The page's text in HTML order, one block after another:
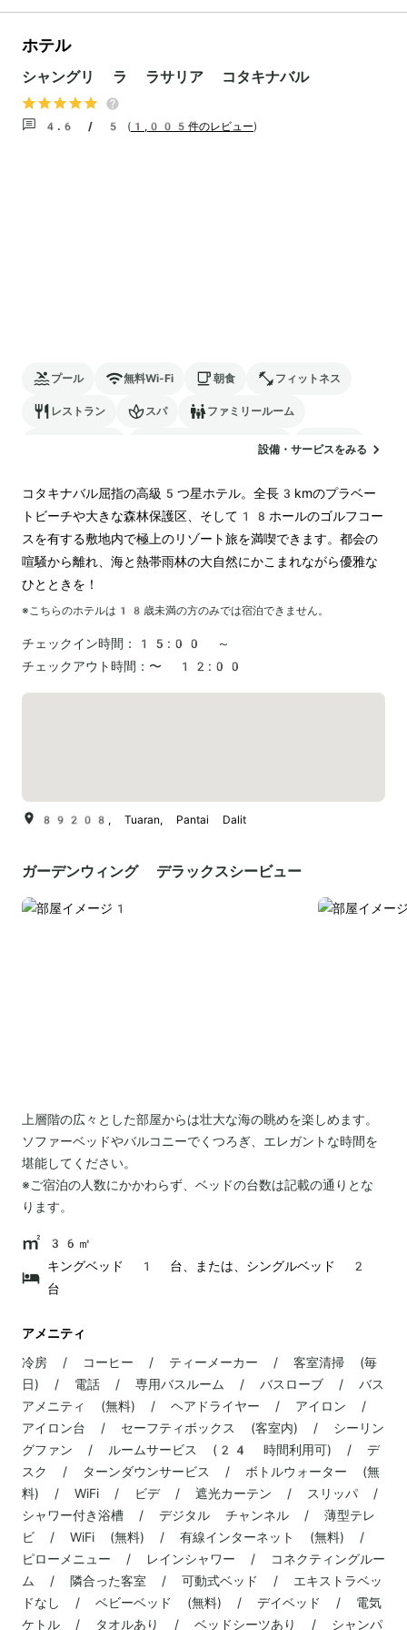
ホテル
シャングリ ラ ラサリア コタキナバル
4.6 / 5 ( 1,005件のレビュー)
プール 無料Wi-Fi 朝食 フィットネス
レストラン スパ ファミリールーム
24時間対応のフロント 駐車場
設備・サービスをみる
コタキナバル屈指の高級5つ星ホテル。全長3kmのプラベー
トビーチや大きな森林保護区、そして18ホールのゴルフコー
スを有する敷地内で極上のリゾート旅を満喫できます。都会の
喧騒から離れ、海と熱帯雨林の大自然にかこまれながら優雅な
ひとときを！
※こちらのホテルは 18 歳未満の方のみでは宿泊できません。
チェックイン時間：
15:00 ～
チェックアウト時間： 〜 12:00
89208, Tuaran, Pantai Dalit
ガーデンウィング デラックスシービュー
上層階の広々とした部屋からは壮大な海の眺めを楽しめます。
ソファーベッドやバルコニーでくつろぎ、エレガントな時間を
堪能してください。
※ご宿泊の人数にかかわらず、ベッドの台数は記載の通りとな
ります。
36㎡
キングベッド 1 台、または、シングルベッド 2
台
アメニティ
冷房 / コーヒー / ティーメーカー / 客室清掃 (毎
日) / 電話 / 専用バスルーム / バスローブ / バス
アメニティ (無料) / ヘアドライヤー / アイロン /
アイロン台 / セーフティボックス (客室内) / シーリン
グファン / ルームサービス (24 時間利用可) / デ
スク / ターンダウンサービス / ボトルウォーター (無
料) / WiFi / ビデ / 遮光カーテン / スリッパ /
シャワー付き浴槽 / デジタル チャンネル / 薄型テレ
ビ / WiFi (無料) / 有線インターネット (無料) /
ピローメニュー / レインシャワー / コネクティングルー
ム / 隣合った客室 / 可動式ベッド / エキストラベッ
ドなし / ベビーベッド (無料) / デイベッド / 電気
ケトル / タオルあり / ベッドシーツあり / シャンパ